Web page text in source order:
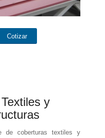
Cotizar
y
de coberturas textiles y